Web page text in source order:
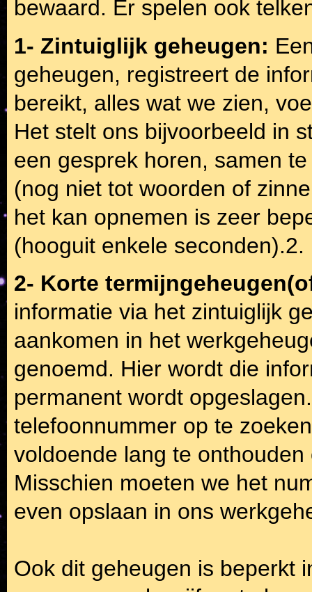
bewaard. Er spelen ook
1- Zintuiglijk geheugen:
geheugen, registreert de
bereikt, alles wat we zien,
Het stelt ons bijvoorbeeld in
een gesprek horen, samen
(nog niet tot woorden of
het kan opnemen is zeer
(hooguit enkele seconden).2.
2- Korte
informatie via het zintuiglijk
aankomen in het
genoemd. Hier wordt die
permanent wordt
telefoonnummer op te
voldoende lang te
Misschien moeten we het
even opslaan in ons
Ook dit geheugen is beperkt